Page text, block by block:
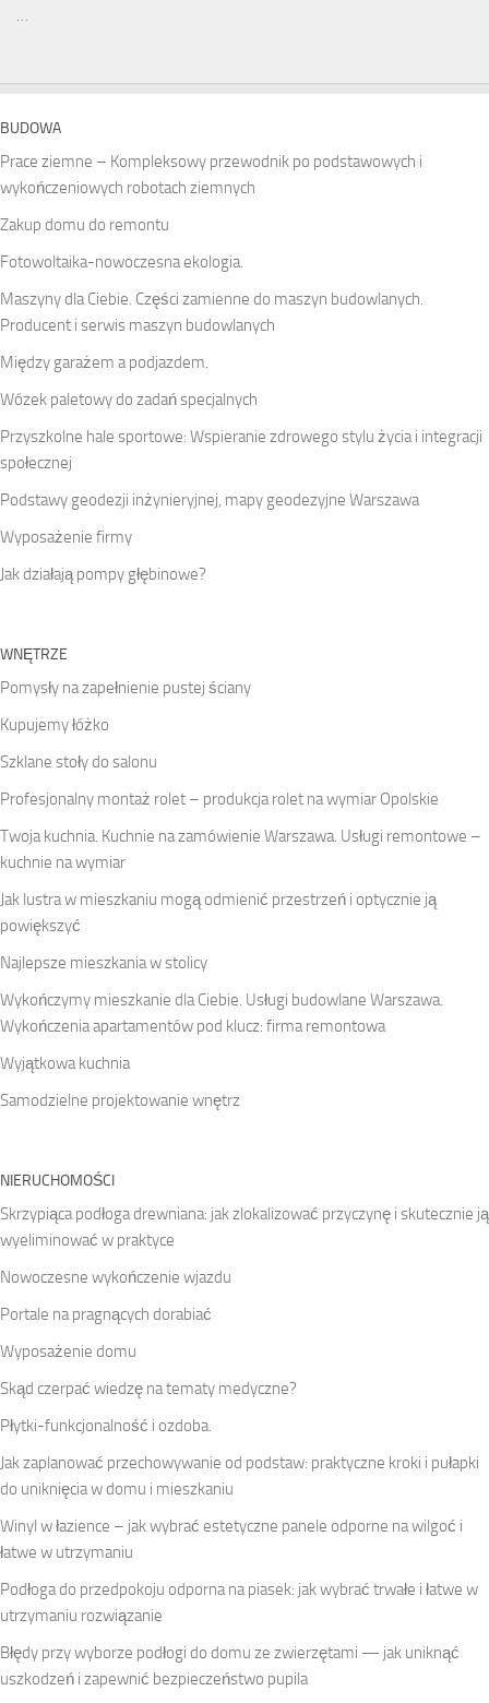
BUDOWA
Prace ziemne – Kompleksowy przewodnik po podstawowych i
wykończeniowych robotach ziemnych
Zakup domu do remontu
Fotowoltaika-nowoczesna ekologia.
Maszyny dla Ciebie. Części zamienne do maszyn budowlanych.
Producent i serwis maszyn budowlanych
Między garażem a podjazdem.
Wózek paletowy do zadań specjalnych
Przyszkolne hale sportowe: Wspieranie zdrowego stylu życia i integracji
społecznej
Podstawy geodezji inżynieryjnej, mapy geodezyjne Warszawa
Wyposażenie firmy
Jak działają pompy głębinowe?
WNĘTRZE
Pomysły na zapełnienie pustej ściany
Kupujemy łóżko
Szklane stoły do salonu
Profesjonalny montaż rolet – produkcja rolet na wymiar Opolskie
Twoja kuchnia. Kuchnie na zamówienie Warszawa. Usługi remontowe –
kuchnie na wymiar
Jak lustra w mieszkaniu mogą odmienić przestrzeń i optycznie ją
powiększyć
Najlepsze mieszkania w stolicy
Wykończymy mieszkanie dla Ciebie. Usługi budowlane Warszawa.
Wykończenia apartamentów pod klucz: firma remontowa
Wyjątkowa kuchnia
Samodzielne projektowanie wnętrz
NIERUCHOMOŚCI
Skrzypiąca podłoga drewniana: jak zlokalizować przyczynę i skutecznie ją
wyeliminować w praktyce
Nowoczesne wykończenie wjazdu
Portale na pragnących dorabiać
Wyposażenie domu
Skąd czerpać wiedzę na tematy medyczne?
Płytki-funkcjonalność i ozdoba.
Jak zaplanować przechowywanie od podstaw: praktyczne kroki i pułapki
do uniknięcia w domu i mieszkaniu
Winyl w łazience – jak wybrać estetyczne panele odporne na wilgoć i
łatwe w utrzymaniu
Podłoga do przedpokoju odporna na piasek: jak wybrać trwałe i łatwe w
utrzymaniu rozwiązanie
Błędy przy wyborze podłogi do domu ze zwierzętami — jak uniknąć
uszkodzeń i zapewnić bezpieczeństwo pupila